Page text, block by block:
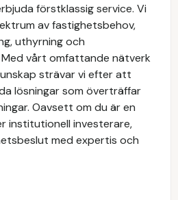
förstklassig service. Vi
av fastighetsbehov,
uthyrning och
vårt omfattande nätverk
strävar vi efter att
lösningar som överträffar
Oavsett om du är en
institutionell investerare,
med expertis och